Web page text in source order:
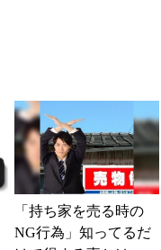
「持ち家を売る時の
NG行為」知ってるだ